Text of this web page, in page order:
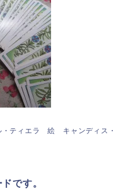
ティエラ 絵 キャンディス・
です。